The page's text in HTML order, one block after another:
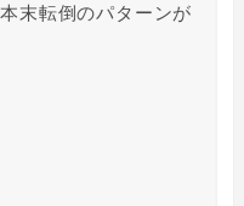
末転倒のパターンが